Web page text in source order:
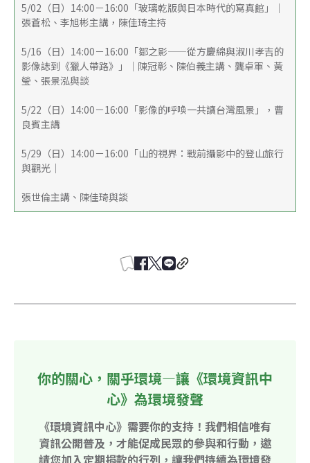
5/02（日）14:00－16:00「玻璃乾版與日本時代的寫真館」｜
張蒼松、李旭彬主講，陳佳琦主持
5/16（日）14:00－16:00「鄒之影——從方慶綿與淑川孝吉的
影像誌到《獵人帶路》」｜陳冠彰、陳伯義主講、龔卓軍、黃
瑩、張景泓與談
5/22（日）14:00－16:00「影像的呼喚一共讀台灣風景」，曹
良賓主講
5/29（日）14:00－16:00「山的視界：戰前攝影中的登山旅行
與觀光｜
張世倫主講、陳佳琦與談
你的關心，關乎環境—讓《環境資訊中
心》為環境發聲
《環境資訊中心》需要你的支持！我們相信唯有
資訊公開普及，才能促成民眾的參與和行動，邀
請您加入定期捐款的行列，讓我們持續為環境發